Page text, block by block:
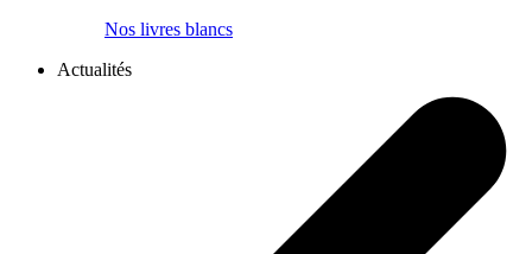
Nos livres blancs
Actualités